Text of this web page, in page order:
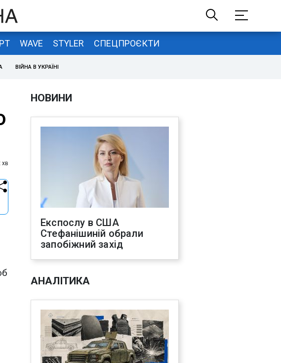
WAVE STYLER СПЕЦПРОЄКТИ
ВІЙНА В УКРАЇНІ
хв
НОВИНИ
Експослу в США
Стефанішиній обрали
запобіжний захід
АНАЛІТИКА